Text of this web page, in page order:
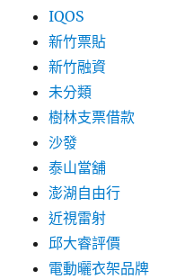
IQOS
新竹票貼
新竹融資
未分類
樹林支票借款
沙發
泰山當舖
澎湖自由行
近視雷射
邱大睿評價
電動曬衣架品牌